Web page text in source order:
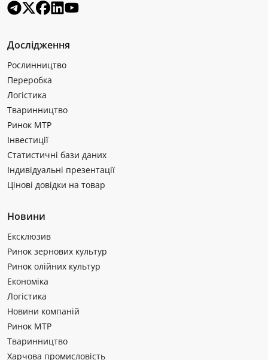
Дослідження
Рослинництво
Переробка
Логістика
Тваринництво
Ринок МТР
Інвестиції
Статистичні бази даних
Індивідуальні презентації
Цінові довідки на товар
Новини
Ексклюзив
Ринок зернових культур
Ринок олійних культур
Економіка
Логістика
Новини компаній
Ринок МТР
Тваринництво
Харчова промисловість